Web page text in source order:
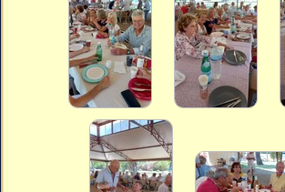
Vidéos
Vous cherchez quelque chose ?